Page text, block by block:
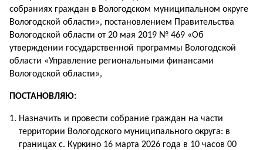
собраниях граждан в Вологодском муниципальном округе
Вологодской области», постановлением Правительства
Вологодской области от 20 мая 2019 № 469 «Об
утверждении государственной программы Вологодской
области «Управление региональными финансами
Вологодской области»,
ПОСТАНОВЛЯЮ:
Назначить и провести собрание граждан на части
территории Вологодского муниципального округа: в
границах с. Куркино 16 марта 2026 года в 10 часов 00